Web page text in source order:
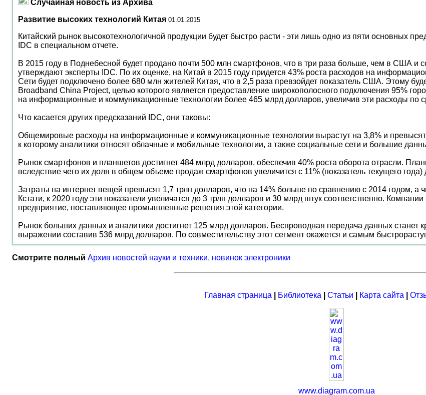
Случайная новость из Архива
Развитие высоких технологий Китая 01.01.2015
Китайский рынок высокотехнологичной продукции будет быстро расти - эти лишь одно из пяти основных
IDC в специальном отчете.
В 2015 году в Поднебесной будет продано почти 500 млн смартфонов, что в три раза больше, чем в США и
утверждают эксперты IDC. По их оценке, на Китай в 2015 году придется 43% роста расходов на
Сети будет подключено более 680 млн жителей Китая, что в 2,5 раза превзойдет показатель США. Этому
Broadband China Project, целью которого является предоставление широкополосного подключения 95%
на информационные и коммуникационные технологии более 465 млрд долларов, увеличив эти расходы по
Что касается других предсказаний IDC, они таковы:
Общемировые расходы на информационные и коммуникационные технологии вырастут на 3,8% и
к которому аналитики относят облачные и мобильные технологии, а также социальные сети и большие
Рынок смартфонов и планшетов достигнет 484 млрд долларов, обеспечив 40% роста оборота отрасли.
вследствие чего их доля в общем объеме продаж смартфонов увеличится с 11% (показатель текущего года)
Затраты на интернет вещей превысят 1,7 трлн долларов, что на 14% больше по сравнению с 2014 годом, а
Кстати, к 2020 году эти показатели увеличатся до 3 трлн долларов и 30 млрд штук соответственно.
предприятие, поставляющее промышленные решения этой категории.
Рынок больших данных и аналитики достигнет 125 млрд долларов. Беспроводная передача данных
выражении составив 536 млрд долларов. По совместительству этот сегмент окажется и самым
Смотрите полный Архив новостей науки и техники, новинок электроники
Главная страница Библиотека Статьи Карта сайта
www.diagram.com.ua